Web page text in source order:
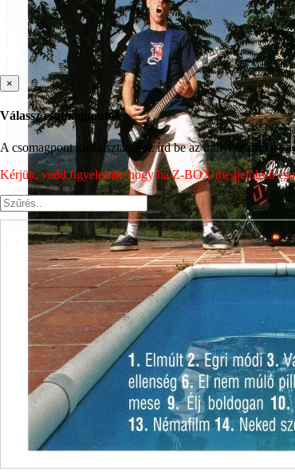
×
Válassz csomagpontot
A csomagpont kiválasztásához írd be az irányítószámot
Kérjük, vedd figyelembe hogy ha Z-BOX megjelölésű